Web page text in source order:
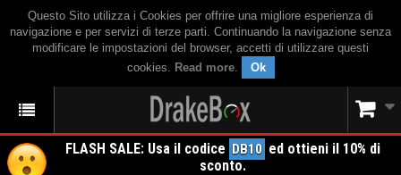
Questo Sito utilizza i Cookies per offrire una migliore esperienza di
navigazione e per servizi di terze parti. Continuando la navigazione senza
modificare le impostazioni del browser, accetti di utilizzare questi
cookies. Read more. Ok
FLASH SALE: Usa il codice DB10 ed ottieni il 10% di
sconto.